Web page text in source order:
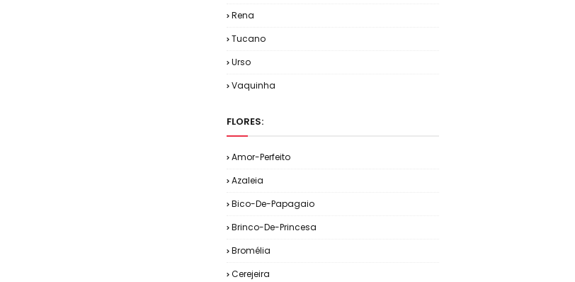
Rena
Tucano
Urso
Vaquinha
FLORES:
Amor-Perfeito
Azaleia
Bico-De-Papagaio
Brinco-De-Princesa
Bromélia
Cerejeira